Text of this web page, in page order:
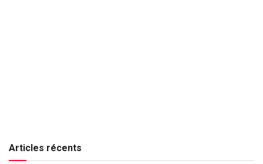
Articles récents